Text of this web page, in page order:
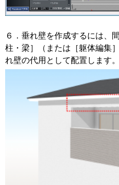
６．垂れ壁を作成するには、
柱・梁］（または［躯体編集
れ壁の代用として配置します。